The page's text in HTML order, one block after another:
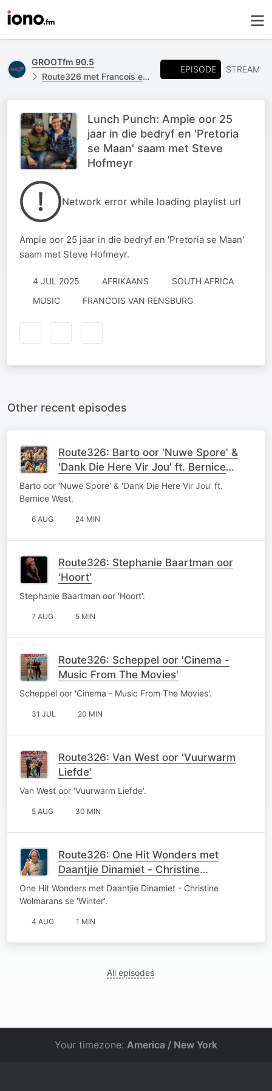
GROOTfm 90.5
Route326 met Francois en Anelma
EPISODE STREAM
Lunch Punch: Ampie oor 25
jaar in die bedryf en 'Pretoria
se Maan' saam met Steve
Hofmeyr
Network error while loading playlist url
Ampie oor 25 jaar in die bedryf en 'Pretoria se Maan'
saam met Steve Hofmeyr.
4 JUL 2025 AFRIKAANS
SOUTH AFRICA
MUSIC
FRANCOIS VAN RENSBURG
Other recent episodes
Route326: Barto oor 'Nuwe Spore' &
'Dank Die Here Vir Jou' ft. Bernice
West
Barto oor 'Nuwe Spore' & 'Dank Die Here Vir Jou' ft.
Bernice West.
6 AUG 24 MIN
Route326: Stephanie Baartman oor
'Hoort'
Stephanie Baartman oor 'Hoort'.
7 AUG 5 MIN
Route326: Scheppel oor 'Cinema -
Music From The Movies'
Scheppel oor 'Cinema - Music From The Movies'.
31 JUL 20 MIN
Route326: Van West oor 'Vuurwarm
Liefde'
Van West oor 'Vuurwarm Liefde'.
5 AUG 30 MIN
Route326: One Hit Wonders met
Daantjie Dinamiet - Christine
Wolmarans se 'Winter'
One Hit Wonders met Daantjie Dinamiet - Christine
Wolmarans se 'Winter'.
4 AUG 1 MIN
All episodes
Your timezone: America / New York